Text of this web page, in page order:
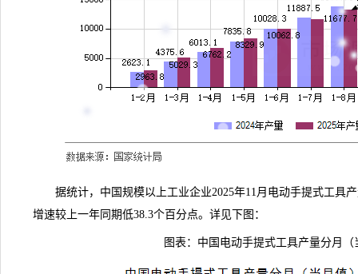
据统计，中国规模以上工业企业2025年11月电动手提式工具
增速较上一年同期低38.3个百分点。详见下图：
图表：中国电动手提式工具产量分月（